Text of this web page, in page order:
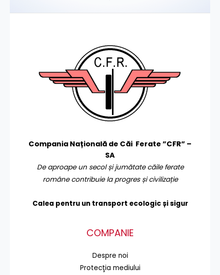
Compania Națională de Căi Ferate ”CFR” –
SA
De aproape un secol și jumătate căile ferate
române contribuie la progres și civilizație
Calea pentru un transport ecologic și sigur
COMPANIE
Despre noi
Protecţia mediului